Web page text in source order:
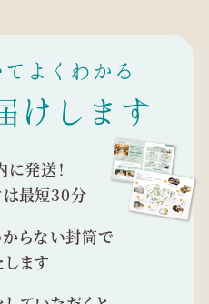
よくわかる
けします
発送！
最短30分
らない封筒で
ます